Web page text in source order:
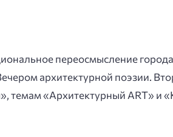
переосмысление
архитектурной поэзии.
темам «Архитектурный ART» и